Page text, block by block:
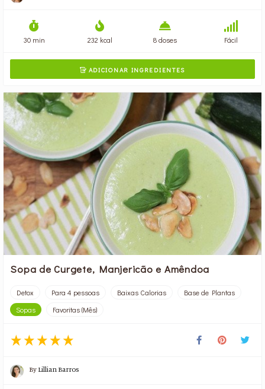
30 min 232 kcal 8 doses Fácil
ADICIONAR INGREDIENTES
Sopa de Curgete, Manjericão e Amêndoa
Detox Para 4 pessoas Baixas Calorias
Base de Plantas
Sopas
Favoritas (Mês)
ByLillian Barros